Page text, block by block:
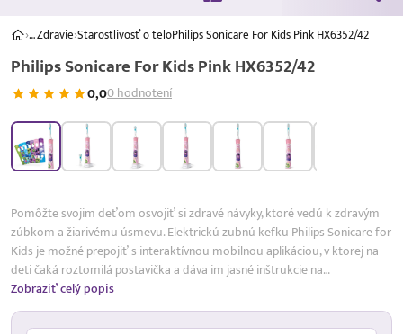
›…Zdravie›Starostlivosť o teloPhilips Sonicare For Kids Pink HX6352/42
Philips Sonicare For Kids Pink HX6352/42
0,00 hodnotení
Úrok
17,99 %
p.a.
Pomôžte svojim deťom osvojiť si zdravé návyky, ktoré vedú k zdravým
zúbkom a žiarivému úsmevu. Elektrickú zubnú kefku Philips Sonicare for
Kids je možné prepojiť s interaktívnou mobilnou aplikáciou, v ktorej na
deti čaká roztomilá postavička a dáva im jasné inštrukcie na…
Zobraziť celý popis